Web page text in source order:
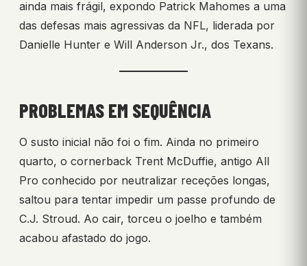
ainda mais frágil, expondo Patrick Mahomes a uma
das defesas mais agressivas da NFL, liderada por
Danielle Hunter e Will Anderson Jr., dos Texans.
PROBLEMAS EM SEQUÊNCIA
O susto inicial não foi o fim. Ainda no primeiro
quarto, o cornerback Trent McDuffie, antigo All
Pro conhecido por neutralizar receções longas,
saltou para tentar impedir um passe profundo de
C.J. Stroud. Ao cair, torceu o joelho e também
acabou afastado do jogo.